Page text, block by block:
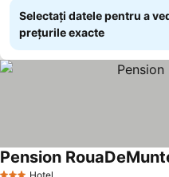
Selectați datele pentru a
prețurile exacte
Hotel
Pension